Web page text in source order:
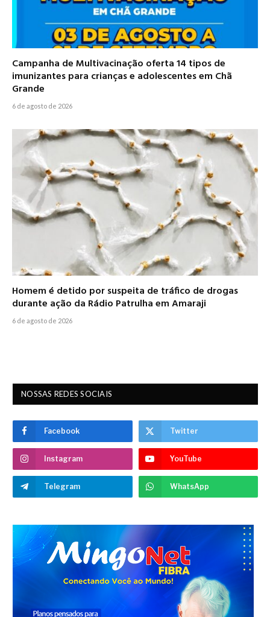
Campanha de Multivacinação oferta 14 tipos de
imunizantes para crianças e adolescentes em Chã
Grande
6 de agosto de 2026
Homem é detido por suspeita de tráfico de drogas
durante ação da Rádio Patrulha em Amaraji
6 de agosto de 2026
NOSSAS REDES SOCIAIS
Facebook Twitter
Instagram YouTube
Telegram WhatsApp